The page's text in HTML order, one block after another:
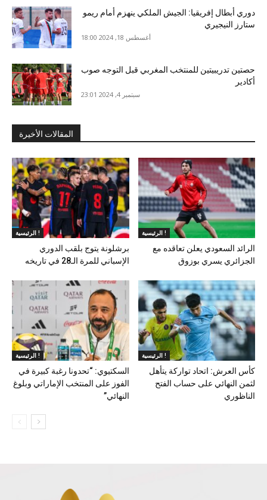
دوري أبطال إفريقيا: الجيش الملكي ينهزم أمام ريمو
ستارز النيجيري
أغسطس 18, 2024 18:00
حصتين تدريبيتين للمنتخب المغربي قبل التوجه صوب
أكادير
سبتمبر 4, 2024 23:01
المقالات الأخيرة
الرئيسية !
برشلونة يتوج بلقب الدوري
الإسباني للمرة الـ28 في تاريخه
الرئيسية !
الرائد السعودي يعلن تعاقده مع
الجزائري يسري بوزوق
الرئيسية !
السكتيوي: “تحدونا رغبة كبيرة في
الفوز على المنتخب الإماراتي وبلوغ
النهائي”
الرئيسية !
كأس العرش: اتحاد تواركة يتأهل
لثمن النهائي على حساب الفتح
الناظوري